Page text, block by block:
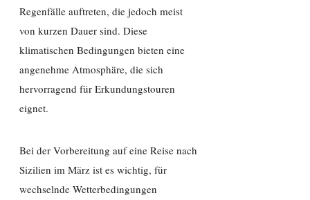
Regenfälle auftreten, die jedoch meist
von kurzen Dauer sind. Diese
klimatischen Bedingungen bieten eine
angenehme Atmosphäre, die sich
hervorragend für Erkundungstouren
eignet.
Bei der Vorbereitung auf eine Reise nach
Sizilien im März ist es wichtig, für
wechselnde Wetterbedingungen